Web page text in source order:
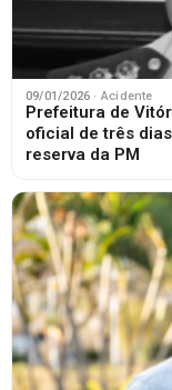
09/01/2026 · Acidente
Prefeitura de
oficial de três
reserva da PM